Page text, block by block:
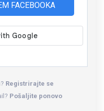
FACEBOOKA
Registrirajte se
Pošaljite ponovo